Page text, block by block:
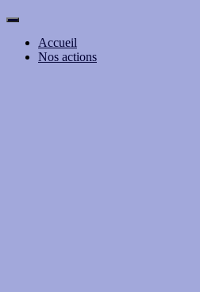
Ouvrir/fermer la navigation
Accueil
Nos actions